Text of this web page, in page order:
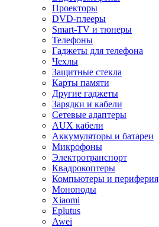
Проекторы
DVD-плееры
Smart-TV и тюнеры
Телефоны
Гаджеты для телефона
Чехлы
Защитные стекла
Карты памяти
Другие гаджеты
Зарядки и кабели
Сетевые адаптеры
AUX кабели
Аккумуляторы и батареи
Микрофоны
Электротранспорт
Квадрокоптеры
Компьютеры и периферия
Моноподы
Xiaomi
Eplutus
Awei